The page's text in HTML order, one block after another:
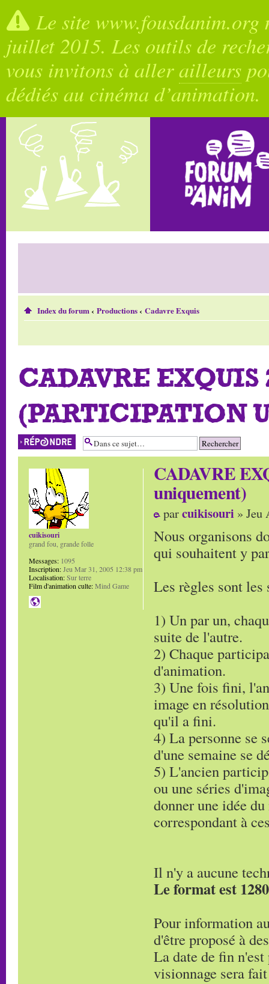
Le site
juillet 2015. Les outils de
vous invitons à allerailleurs
dédiés au cinéma d’animation.
Index du forum‹ Productions‹ Cadavre Exquis
CADAVRE EXQUIS
(PARTICIPATION
Répondre
CADAVRE
uniquement)
parcuikisouri » Jeu
Nous organisons
qui souhaitent y
Les règles sont les
1) Un par un,
suite de l'autre.
2) Chaque
d'animation.
3) Une fois fini,
image en
qu'il a fini.
4) La personne se
d'une semaine se
5) L'ancien
ou une séries
donner une idée
correspondant à
Il n'y a aucune
Le format est
Pour information
d'être proposé à
La date de fin
visionnage sera
cuikisouri
grand fou, grande folle
Messages: 1095
Inscription:Jeu Mar 31, 2005 12:38 pm
Localisation:Sur terre
Film d'animation culte:Mind Game